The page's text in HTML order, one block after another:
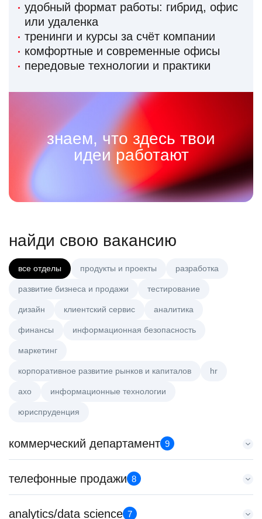
удобный формат работы: гибрид, офис
или удаленка
тренинги и курсы за счёт компании
комфортные и современные офисы
передовые технологии и практики
знаем, что здесь твои
идеи работают
найди свою вакансию
все отделы продукты и проекты разработка
развитие бизнеса и продажи тестирование
дизайн клиентский сервис аналитика
финансы информационная безопасность
маркетинг
корпоративное развитие рынков и капиталов hr
axo информационные технологии
юриспруденция
коммерческий департамент 9
Старший аналитик клиентской эффективности
HeadHunter::Коммерческий департамент
з/п не указана
телефонные продажи 8
Менеджер по продажам в сегменте среднего и крупного
analytics/data science 7